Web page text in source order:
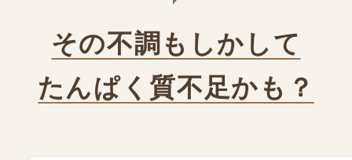
その不調もしかして
たんぱく質不足かも？